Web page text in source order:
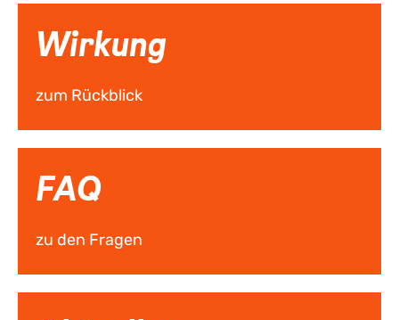
Wirkung
zum Rückblick
FAQ
zu den Fragen